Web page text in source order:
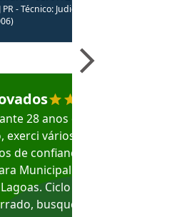
depoimento
os assuntos.”
PR - Técnico: Judiciário (Edital
Caio recomenda o Aprova
28 anos e
exerci vários
de confiança na
Municipal de
Ciclo
busquei